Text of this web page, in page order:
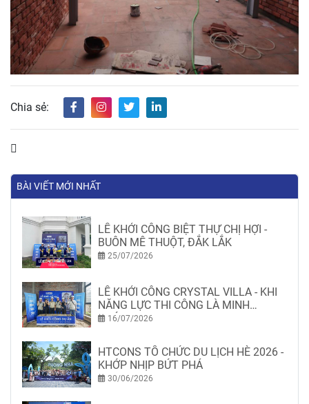
Chia sẻ:
BÀI VIẾT MỚI NHẤT
LỄ KHỞI CÔNG BIỆT THỰ CHỊ HỢI -
BUÔN MÊ THUỘT, ĐẮK LẮK
25/07/2026
LỄ KHỞI CÔNG CRYSTAL VILLA - KHI
NĂNG LỰC THI CÔNG LÀ MINH
CHỨNG
16/07/2026
HTCONS TỔ CHỨC DU LỊCH HÈ 2026 -
KHỚP NHỊP BỨT PHÁ
30/06/2026